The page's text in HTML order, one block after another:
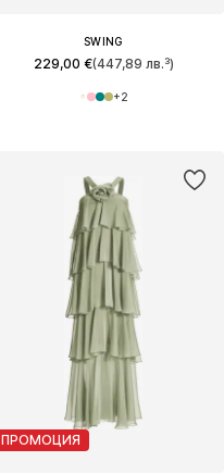
SWING
229,00 €(447,89 лв.³)
+2
ПРОМОЦИЯ